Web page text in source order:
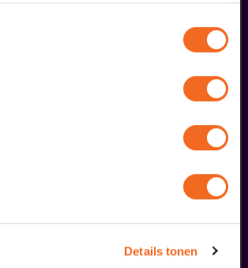
Details tonen